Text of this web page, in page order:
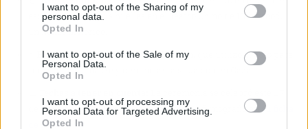
I want to opt-out of the Sharing of my
personal data.
Opted In
I want to opt-out of the Sale of my
Personal Data.
Opted In
I want to opt-out of processing my
Personal Data for Targeted Advertising.
Opted In
español en dejar sus huellas en el Teatro Chino de Hollywood,
un honor histórico.
El personaje clave:El propio Bardem, que utilizó el acto para
recordar a su madre y denunciar la situación en Gaza.
de junio de 2026. Puedes repasar toda su filmografía en su ficha
de IMDb.